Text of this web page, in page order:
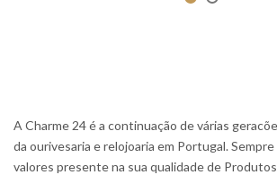
A Charme 24 é a continuação de várias
da ourivesaria e relojoaria em Portugal.
valores presente na sua qualidade de